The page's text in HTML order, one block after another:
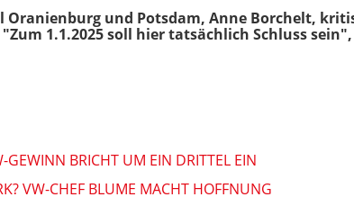
Oranienburg und Potsdam, Anne Borchelt,
1.1.2025 soll hier tatsächlich Schluss
GEWINN BRICHT UM EIN DRITTEL EIN
VW-CHEF BLUME MACHT HOFFNUNG